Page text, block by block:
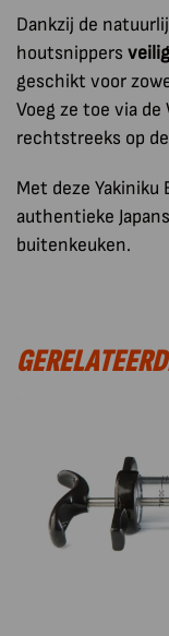
Dankzij de
houtsnippers
geschikt voor
Voeg ze toe via
rechtstreeks op
Met deze Yakiniku
authentieke
buitenkeuken.